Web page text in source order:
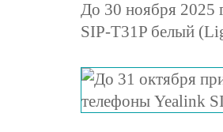
До 30 ноября 2025
SIP-T31P белый